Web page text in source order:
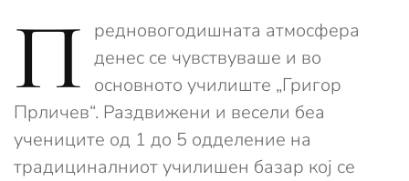
П редновогодишната атмосфера
денес се чувствуваше и во
основното училиште „Григор
Прличев“. Раздвижени и весели беа
учениците од 1 до 5 одделение на
традициналниот училишен базар кој се